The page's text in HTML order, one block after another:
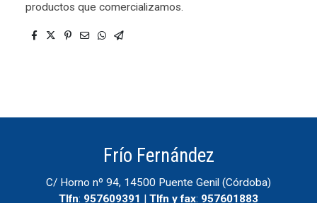
productos que comercializamos.
Frío Fernández
C/ Horno nº 94, 14500 Puente Genil (Córdoba)
Tlfn: 957609391 | Tlfn y fax: 957601883